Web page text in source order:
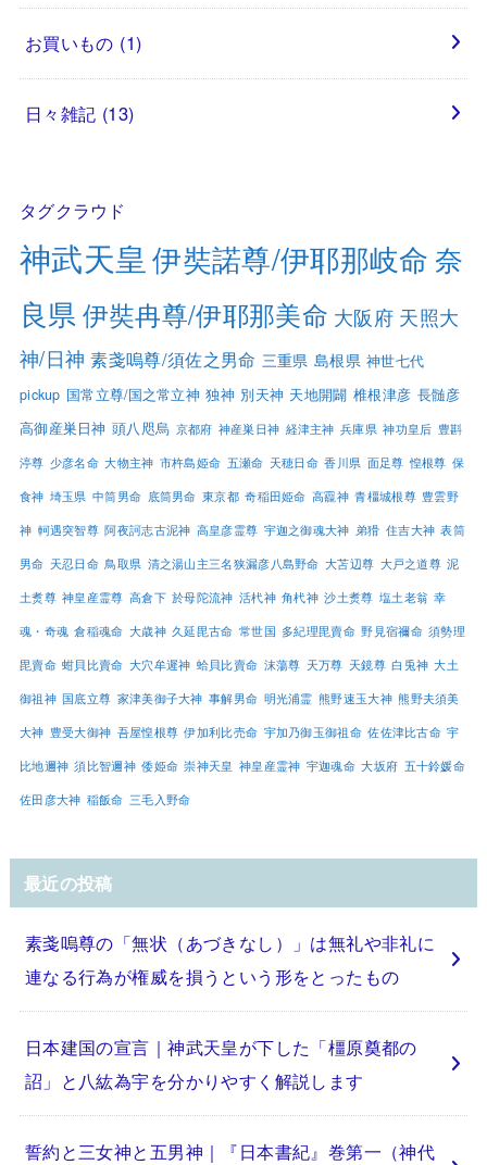
お買いもの (1)
日々雑記 (13)
タグクラウド
神武天皇 伊奘諾尊/伊耶那岐命 奈
良県 伊奘冉尊/伊耶那美命 大阪府 天照大
神/日神 素戔嗚尊/須佐之男命 三重県 島根県 神世七代
pickup 国常立尊/国之常立神 独神 別天神 天地開闢 椎根津彦 長髄彦
高御産巣日神 頭八咫烏 京都府 神産巣日神 経津主神 兵庫県 神功皇后 豊斟
渟尊 少彦名命 大物主神 市杵島姫命 五瀬命 天穂日命 香川県 面足尊 惶根尊 保
食神 埼玉県 中筒男命 底筒男命 東京都 奇稲田姫命 高龗神 青橿城根尊 豊雲野
神 軻遇突智尊 阿夜訶志古泥神 高皇彦霊尊 宇迦之御魂大神 弟猾 住吉大神 表筒
男命 天忍日命 鳥取県 清之湯山主三名狭漏彦八島野命 大苫辺尊 大戸之道尊 泥
土煑尊 神皇産霊尊 高倉下 於母陀流神 活杙神 角杙神 沙土煑尊 塩土老翁 幸
魂・奇魂 倉稲魂命 大歳神 久延毘古命 常世国 多紀理毘賣命 野見宿禰命 須勢理
毘賣命 蚶貝比賣命 大穴牟遲神 蛤貝比賣命 沫蕩尊 天万尊 天鏡尊 白兎神 大土
御祖神 国底立尊 家津美御子大神 事解男命 明光浦霊 熊野速玉大神 熊野夫須美
大神 豊受大御神 吾屋惶根尊 伊加利比売命 宇加乃御玉御祖命 佐佐津比古命 宇
比地邇神 須比智邇神 倭姫命 崇神天皇 神皇産霊神 宇迦魂命 大坂府 五十鈴媛命
佐田彦大神 稲飯命 三毛入野命
最近の投稿
素戔嗚尊の「無状（あづきなし）」は無礼や非礼に
連なる行為が権威を損うという形をとったもの
日本建国の宣言｜神武天皇が下した「橿原奠都の
詔」と八紘為宇を分かりやすく解説します
誓約と三女神と五男神｜『日本書紀』巻第一（神代